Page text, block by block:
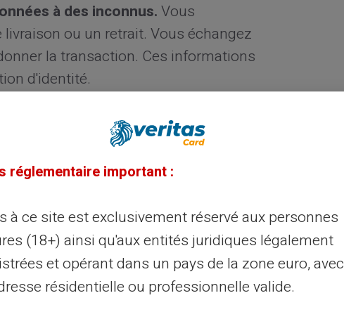
à des inconnus.Vous
ou un retrait. Vous échangez
la transaction. Ces informations
d'identité.
sociales. Un vendeur affiche
après avoir reçu votre paiement
aucun recours car son profil était faux
sur Vinted et Leboncoin. Un
de virement bancaire. Vous expédiez
l'argent. Votre compte ne sera jamais
réglementaire important :
à ce site est exclusivement réservé aux personnes
(18+) ainsi qu'aux entités juridiques légalement
et opérant dans un pays de la zone euro, avec
résidentielle ou professionnelle valide.